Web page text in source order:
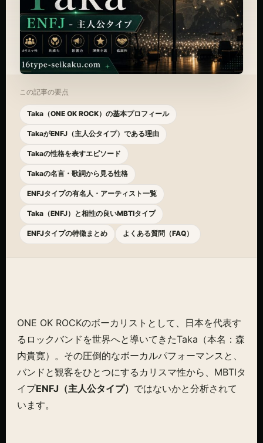
この記事の要点
Taka（ONE OK ROCK）の基本プロフィール
TakaがENFJ（主人公タイプ）である理由
Takaの性格を表すエピソード
Takaの名言・歌詞から見る性格
ENFJタイプの有名人・アーティスト一覧
Taka（ENFJ）と相性の良いMBTIタイプ
ENFJタイプの特徴まとめ よくある質問（FAQ）
ONE OK ROCKのボーカリストとして、日本を代表す
るロックバンドを世界へと導いてきたTaka（本名：森
内貴寛）。その圧倒的なボーカルパフォーマンスと、
バンドと観客をひとつにするカリスマ性から、MBTIタ
イプENFJ（主人公タイプ） ではないかと分析されて
います。